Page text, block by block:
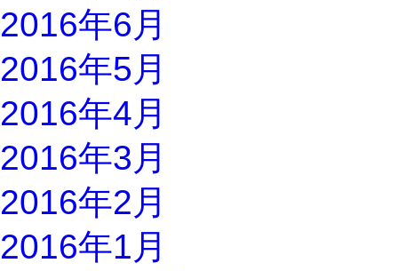
2016年6月
2016年5月
2016年4月
2016年3月
2016年2月
2016年1月